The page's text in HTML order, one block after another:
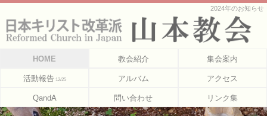
2024年のお知らせ
HOME 教会紹介 集会案内
活動報告 12/25 アルバム アクセス
QandA 問い合わせ リンク集